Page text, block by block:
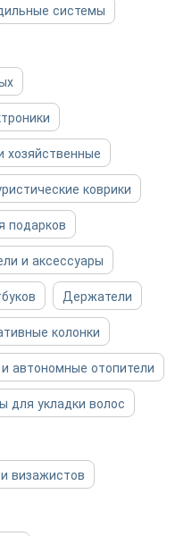
системы
хозяйственные
коврики
подарков
и аксессуары
Держатели
колонки
автономные отопители
для укладки волос
визажистов